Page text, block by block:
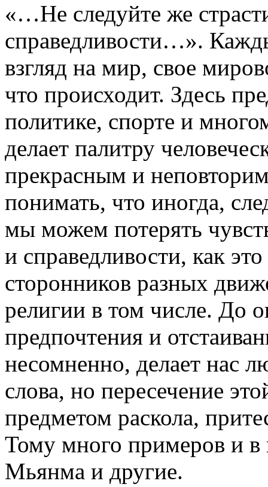
«…Не следуйте же
справедливости…».
взгляд на мир, свое
что происходит. Здесь
политике, спорте и
делает палитру
прекрасным и
понимать, что иногда,
мы можем потерять
и справедливости, как
сторонников разных
религии в том числе. До
предпочтения и
несомненно, делает нас
слова, но пересечение
предметом раскола,
Тому много примеров и
Мьянма и другие.